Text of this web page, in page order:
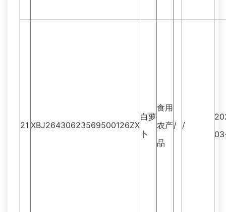
21 XBJ26430623569500126ZX
白萝
卜
食用
农产
品
/ /